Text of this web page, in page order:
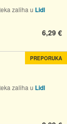
zaliha u Lidl
6,29 €
zaliha u Lidl
PREPORUKA